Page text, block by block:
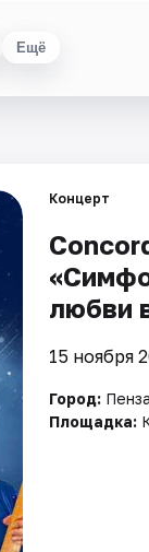
Ещё
Концерт
любви
15 ноября
Город: Пенза
Площадка: